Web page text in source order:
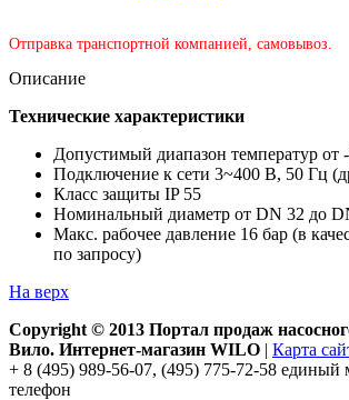
Отправка транспортной компанией, самовывоз.
Описание
Технические характеристики
Допустимый диапазон температур от
Подключение к сети 3~400 В, 50 Гц
Класс защиты IP 55
Номинальный диаметр от DN 32 до
Макс. рабочее давление 16 бар (в
по запросу)
На верх
Copyright © 2013 Портал продаж
Вило. Интернет-магазин WILO | Карта
+ 8 (495) 989-56-07, (495) 775-72-58 единый
телефон